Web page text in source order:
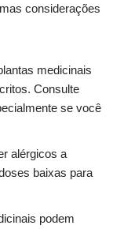
considerações
medicinais
Consulte
se você
alérgicos a
baixas para
podem